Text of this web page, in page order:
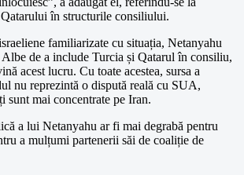
în structurile consiliului.
familiarizate cu situația, Netanyahu
Albe de a include Turcia și Qatarul în consiliu,
acest lucru. Cu toate acestea, sursa a
nu reprezintă o dispută reală cu SUA,
sunt mai concentrate pe Iran.
a lui Netanyahu ar fi mai degrabă pentru
a mulțumi partenerii săi de coaliție de